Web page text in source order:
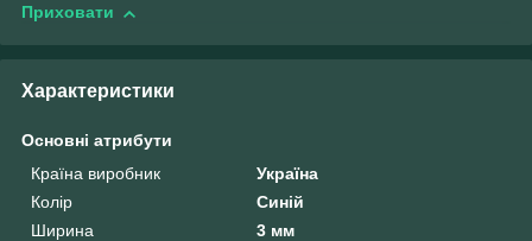
Приховати
Характеристики
Основні атрибути
Країна виробник
Україна
Колір
Синій
Ширина
3 мм